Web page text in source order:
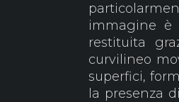
immagine è
restituita
curvilineo
superfici,
la presenza